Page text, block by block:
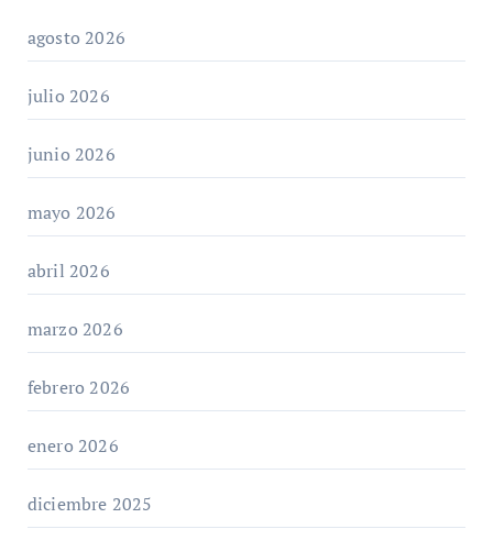
agosto 2026
julio 2026
junio 2026
mayo 2026
abril 2026
marzo 2026
febrero 2026
enero 2026
diciembre 2025